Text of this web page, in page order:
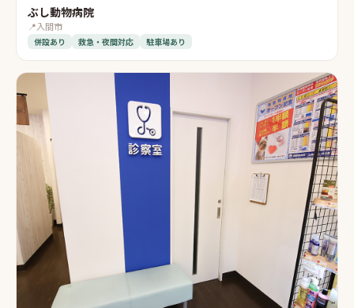
ぶし動物病院
📍入間市
併設あり 救急・夜間対応 駐車場あり